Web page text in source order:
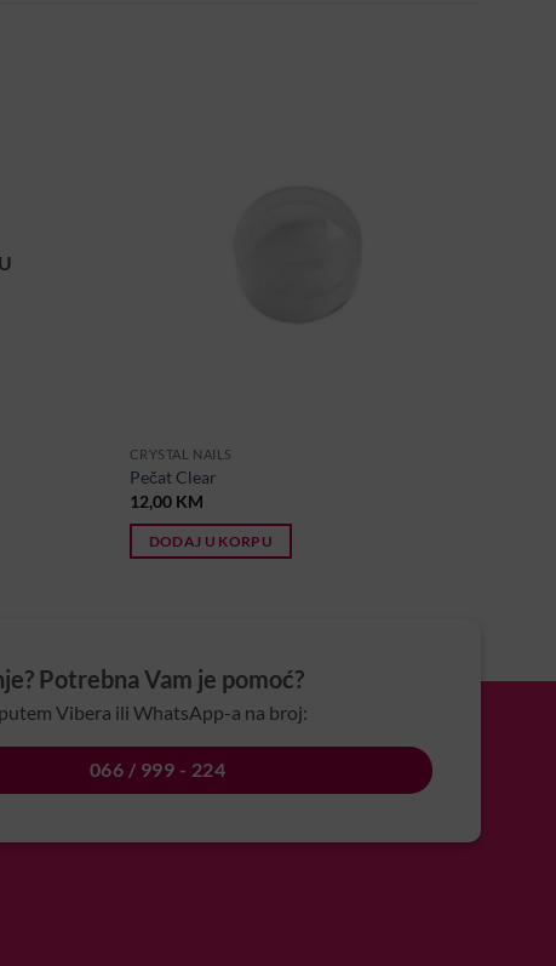
CRYSTAL NAILS
Pečat Clear
12,00 KM
DODAJ U KORPU
Potrebna Vam je pomoć?
Vibera ili WhatsApp-a na broj:
066 / 999 - 224